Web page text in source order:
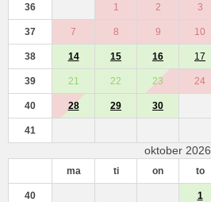
36 1 2 3
37 7 8 9 10
38 14 15 16 17
39 21 22 23 24
40 28 29 30
41
oktober 2026
ma ti on to
40 1